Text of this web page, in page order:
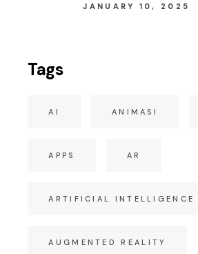
JANUARY 10, 2025
Tags
AI ANIMASI
APPS AR
ARTIFICIAL INTELLIGENCE
AUGMENTED REALITY